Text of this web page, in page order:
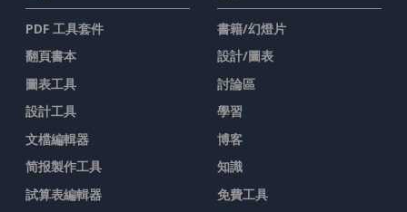
PDF 工具套件
翻頁書本
圖表工具
設計工具
文檔編輯器
简报製作工具
試算表編輯器
書籍/幻燈片
設計/圖表
討論區
學習
博客
知識
免費工具